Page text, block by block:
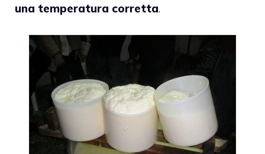
una temperatura corretta.